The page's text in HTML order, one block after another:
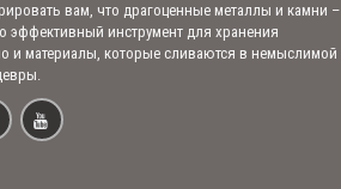
вам, что драгоценные металлы и камни –
эффективный инструмент для хранения
и материалы, которые сливаются в немыслимой